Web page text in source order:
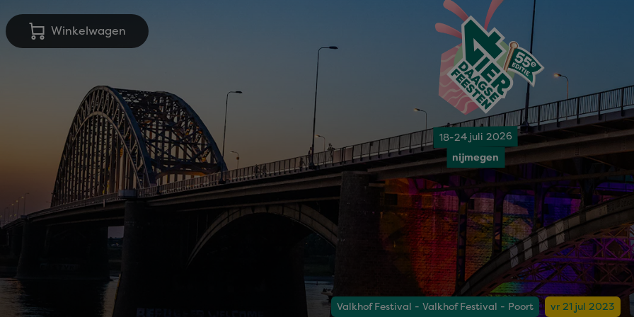
Winkelwagen
18-24 juli 2026
nijmegen
Valkhof Festival - Valkhof Festival - Poort vr 21 jul 2023